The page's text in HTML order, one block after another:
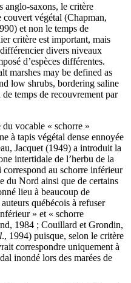
anglo-saxons, le critère
couvert végétal (Chapman,
et non le temps de
critère est important, mais
divers niveaux
d’espèces différentes.
marshes may be defined as
low shrubs, bordering saline
temps de recouvrement par
vocable « schorre »
à tapis végétal dense ennoyée
Jacquet (1949) a introduit la
intertidale de l’herbu de la
au schorre inférieur
du Nord ainsi que de certains
lieu à beaucoup de
québécois à refuser
» et « schorre
1984 ; Couillard et Grondin,
., 1994) puisque, selon le critère
correspondre uniquement à
inondé lors des marées de